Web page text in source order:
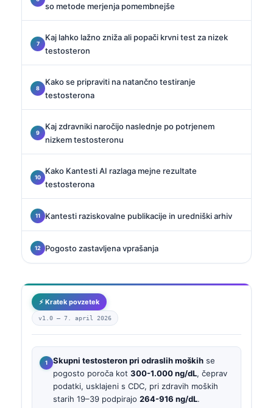
so metode merjenja pomembnejše
Kaj lahko lažno zniža ali popači krvni test za nizek
testosteron
Kako se pripraviti na natančno testiranje
testosterona
Kaj zdravniki naročijo naslednje po potrjenem
nizkem testosteronu
Kako Kantesti AI razlaga mejne rezultate
testosterona
Kantesti raziskovalne publikacije in uredniški arhiv
Pogosto zastavljena vprašanja
⚡ Kratek povzetek
v1.0 — 7. april 2026
Skupni testosteron pri odraslih moških se
pogosto poroča kot 300-1.000 ng/dL, čeprav
podatki, usklajeni s CDC, pri zdravih moških
starih 19–39 podpirajo 264-916 ng/dL.